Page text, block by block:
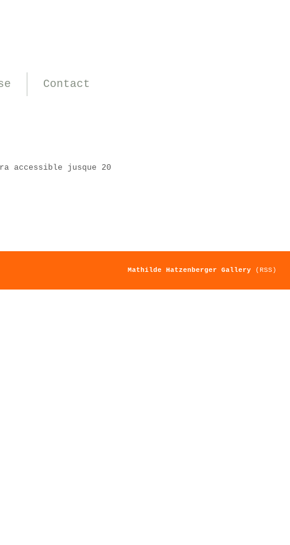
Contact
accessible jusque 20
Mathilde Hatzenberger Gallery (RSS)